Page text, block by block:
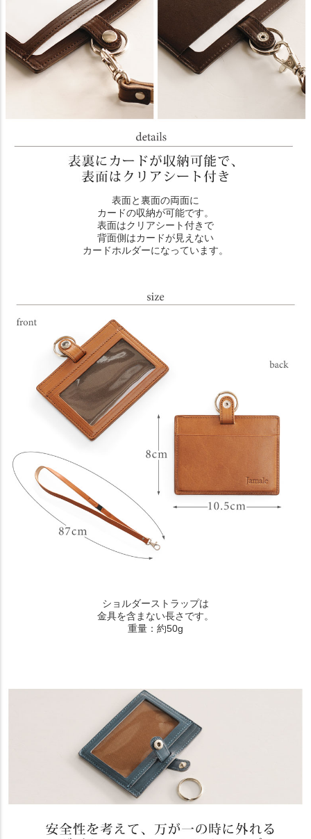
表面と裏面の両面に
カードの収納が可能です。
表面はクリアシート付きで
背面側はカードが見えない
カードホルダーになっています。
ショルダーストラップは
金具を含まない長さです。
重量：約50g